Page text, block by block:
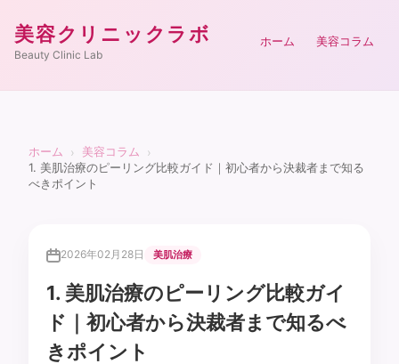
美容クリニックラボ
Beauty Clinic Lab
ホーム 美容コラム
ホーム › 美容コラム
›
1. 美肌治療のピーリング比較ガイド｜初心者から決裁者まで知る
べきポイント
2026年02月28日 美肌治療
1. 美肌治療のピーリング比較ガイ
ド｜初心者から決裁者まで知るべ
きポイント